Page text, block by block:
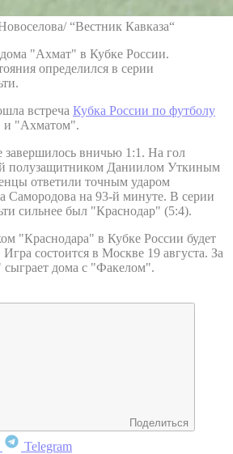
“Вестник Кавказа“
"Ахмат" в Кубке России.
определился в серии
встреча Кубка России по футболу
и "Ахматом".
завершилось вничью 1:1. На гол
полузащитником Даниилом Уткиным
ответили точным ударом
Самородова на 93-й минуте. В серии
сильнее был "Краснодар" (5:4).
"Краснодара" в Кубке России будет
состоится в Москве 19 августа. За
сыграет дома с "Факелом".
Поделиться
Telegram